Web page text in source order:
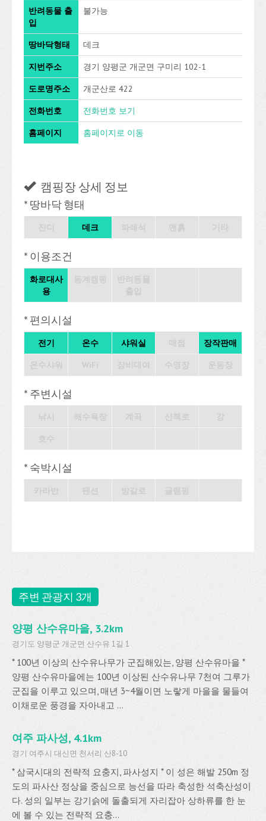
반려동물 출
입
불가능
땅바닥형태 데크
지번주소 경기 양평군 개군면 구미리 102-1
도로명주소 개군산로 422
전화번호 전화번호 보기
홈페이지 홈페이지로 이동
캠핑장 상세 정보
* 땅바닥 형태
데크
* 이용조건
화로대사
용
* 편의시설
전기 온수 샤워실 장작판매
* 주변시설
* 숙박시설
주변 관광지 3개
양평 산수유마을, 3.2km
경기도 양평군 개군면 산수유 1길 1
* 100년 이상의 산수유나무가 군집해있는, 양평 산수유마을 *
양평 산수유마을에는 100년 이상된 산수유나무 7천여 그루가
군집을 이루고 있으며, 매년 3~4월이면 노랗게 마을을 물들여
이채로운 풍경을 자아내고 ...
여주 파사성, 4.1km
경기 여주시 대신면 천서리 산8-10
* 삼국시대의 전략적 요충지, 파사성지 * 이 성은 해발 250m 정
도의 파사산 정상을 중심으로 능선을 따라 축성한 석축산성이
다. 성의 일부는 강기슭에 돌출되게 자리잡아 상하류를 한 눈
에 볼 수 있는 전략적 요충...